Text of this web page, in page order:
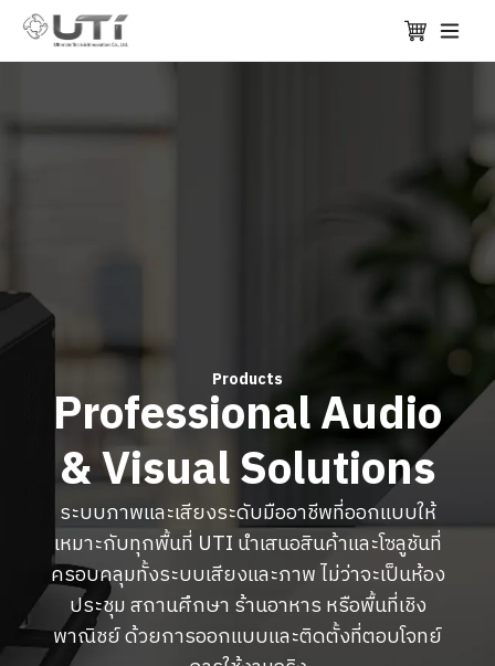
Products
Professional Audio
& Visual Solutions
ระบบภาพและเสียงระดับมืออาชีพที่ออกแบบให้
เหมาะกับทุกพื้นที่ UTI นำเสนอสินค้าและโซลูชันที่
ครอบคลุมทั้งระบบเสียงและภาพ ไม่ว่าจะเป็นห้อง
ประชุม สถานศึกษา ร้านอาหาร หรือพื้นที่เชิง
พาณิชย์ ด้วยการออกแบบและติดตั้งที่ตอบโจทย์